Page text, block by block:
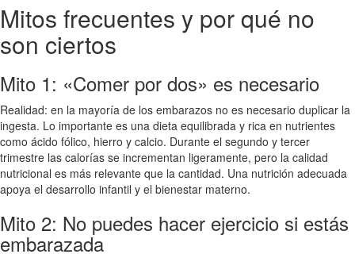
Mitos frecuentes y por qué no
son ciertos
Mito 1: «Comer por dos» es necesario
Realidad: en la mayoría de los embarazos no es necesario duplicar la
ingesta. Lo importante es una dieta equilibrada y rica en nutrientes
como ácido fólico, hierro y calcio. Durante el segundo y tercer
trimestre las calorías se incrementan ligeramente, pero la calidad
nutricional es más relevante que la cantidad. Una nutrición adecuada
apoya el desarrollo infantil y el bienestar materno.
Mito 2: No puedes hacer ejercicio si estás
embarazada